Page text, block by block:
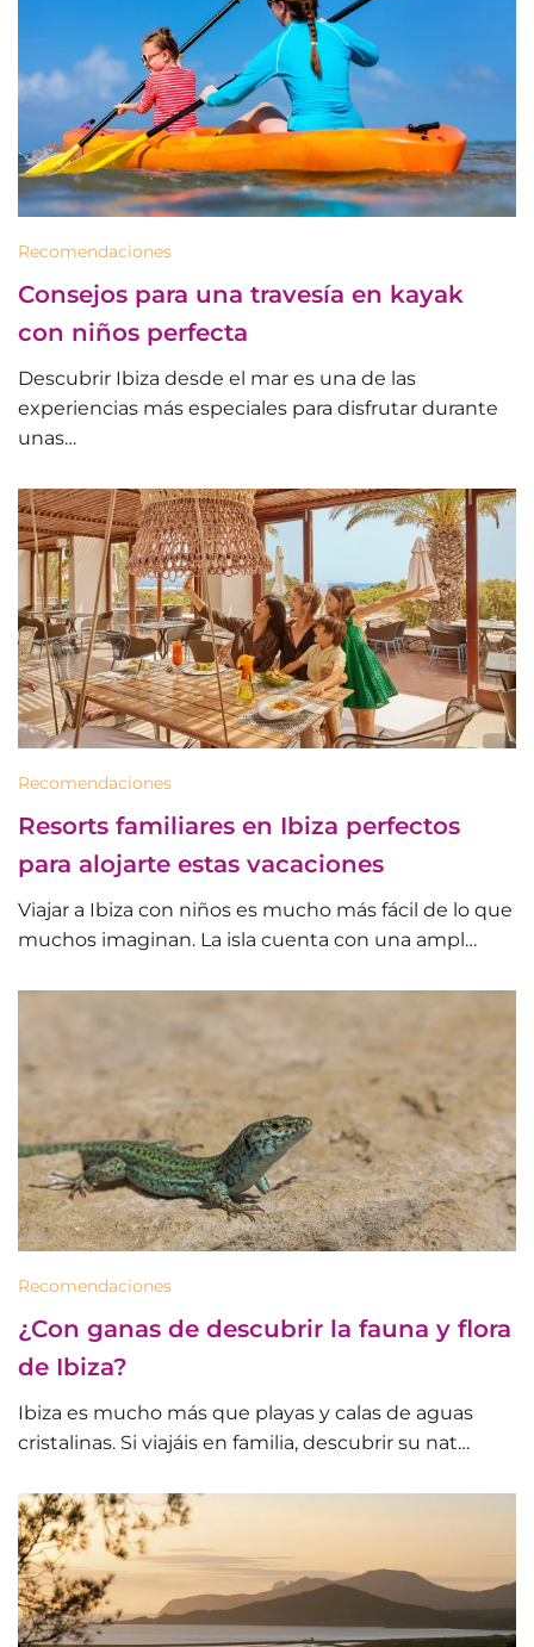
Recomendaciones
Consejos para una travesía en kayak
con niños perfecta
Descubrir Ibiza desde el mar es una de las
experiencias más especiales para disfrutar durante
unas…
Recomendaciones
Resorts familiares en Ibiza perfectos
para alojarte estas vacaciones
Viajar a Ibiza con niños es mucho más fácil de lo que
muchos imaginan. La isla cuenta con una ampl…
Recomendaciones
¿Con ganas de descubrir la fauna y flora
de Ibiza?
Ibiza es mucho más que playas y calas de aguas
cristalinas. Si viajáis en familia, descubrir su nat…